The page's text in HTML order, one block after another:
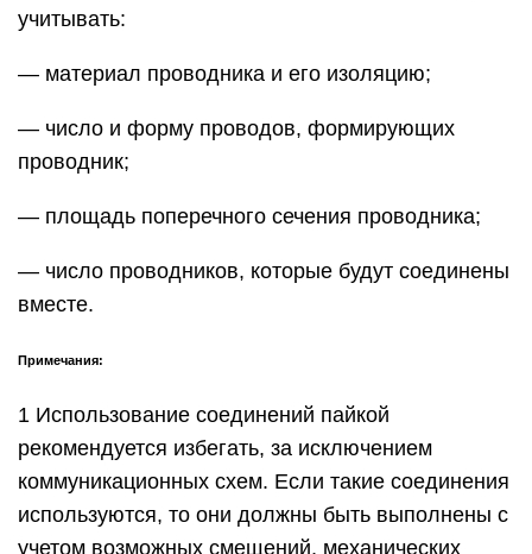
учитывать:
— материал проводника и его изоляцию;
— число и форму проводов, формирующих
проводник;
— площадь поперечного сечения проводника;
— число проводников, которые будут соединены
вместе.
Примечания:
1 Использование соединений пайкой
рекомендуется избегать, за исключением
коммуникационных схем. Если такие соединения
используются, то они должны быть выполнены с
учетом возможных смещений, механических